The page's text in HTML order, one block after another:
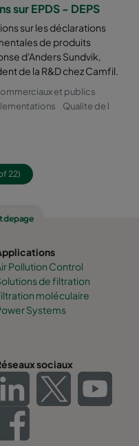
50% M6
50% M6
60%
60% F7
60%
ePM1 60% F7
ePM1 60%
sur EPDS - DEPS
sur les déclarations
de produits
d'Anders Sundvik,
de la R&D chez Camfil.
et publics
Qualite de l
(6 of 22)
de page
Pollution Control
de filtration
moléculaire
Systems
sociaux